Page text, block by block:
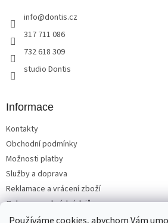
info@dontis.cz
317 711 086
732 618 309
studio Dontis
Informace
Kontakty
Obchodní podmínky
Možnosti platby
Služby a doprava
Reklamace a vrácení zboží
Ochrana osobních údajů